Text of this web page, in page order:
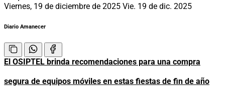
Viernes, 19 de diciembre de 2025 Vie. 19 de dic. 2025
Diario Amanecer
El OSIPTEL brinda recomendaciones para una compra
segura de equipos móviles en estas fiestas de fin de año